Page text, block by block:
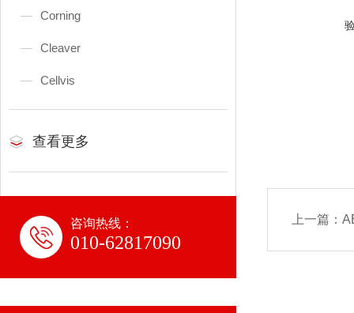
Corning
Cleaver
Cellvis
查看更多
咨询热线：
010-62817090
上一篇：